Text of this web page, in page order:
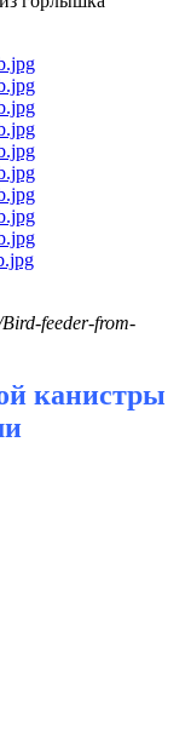
feeder-from-
канистры